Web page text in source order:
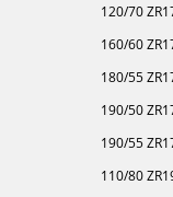
120/70
160/60
180/55
190/50
190/55
110/80